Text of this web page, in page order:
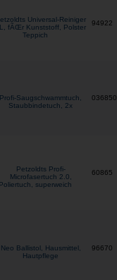
94922
60865
96670